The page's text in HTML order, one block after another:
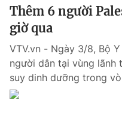
Thêm 6 người
giờ qua
VTV.vn - Ngày 3/8, Bộ
người dân tại vùng lãnh
suy dinh dưỡng trong